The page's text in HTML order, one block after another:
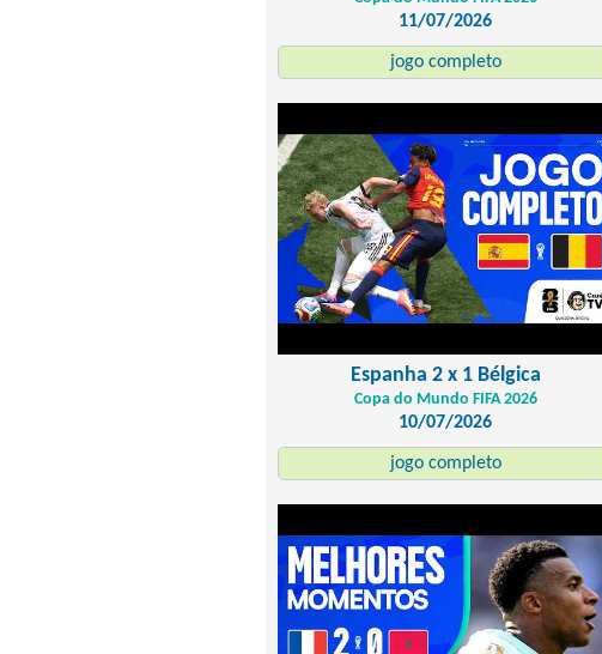
11/07/2026
jogo completo
Espanha 2 x 1 Bélgica
Copa do Mundo FIFA 2026
10/07/2026
jogo completo